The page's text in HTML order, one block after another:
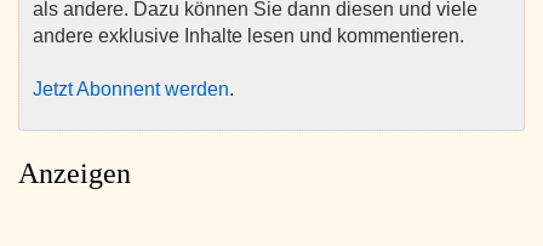
als andere. Dazu können Sie dann diesen und viele
andere exklusive Inhalte lesen und kommentieren.
Jetzt Abonnent werden.
Anzeigen